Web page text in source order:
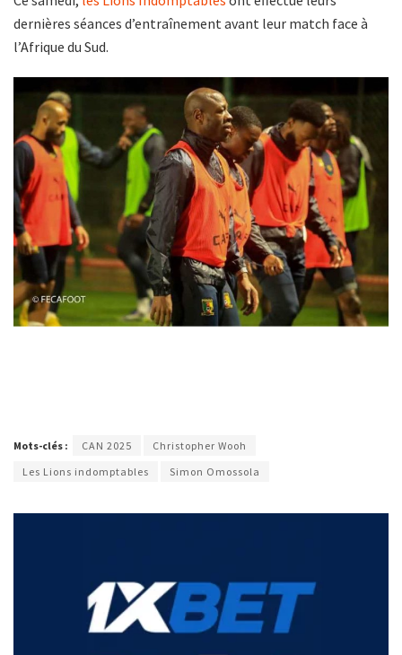
dernières séances d’entraînement avant leur match face à
l’Afrique du Sud.
Mots-clés : CAN 2025
Christopher Wooh
Les Lions indomptables
Simon Omossola